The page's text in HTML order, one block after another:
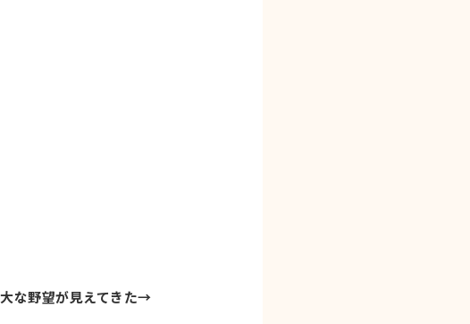
な野望が見えてきた→